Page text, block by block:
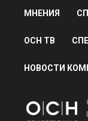
МНЕНИЯ
ОСН ТВ
НОВОСТИ